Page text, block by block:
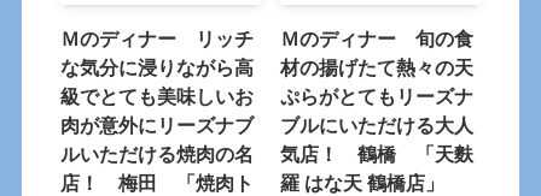
Ｍのディナー リッチ
な気分に浸りながら高
級でとても美味しいお
肉が意外にリーズナブ
ルいただける焼肉の名
店！ 梅田 「焼肉ト
Ｍのディナー 旬の食
材の揚げたて熱々の天
ぷらがとてもリーズナ
ブルにいただける大人
気店！ 鶴橋 「天麩
羅 はな天 鶴橋店」